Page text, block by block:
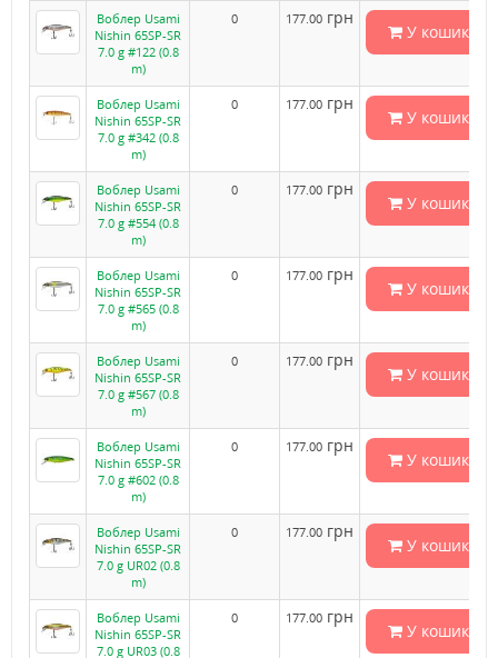
Воблер Usami
Nishin 65SP-SR
7.0 g #122 (0.8
m)
0 177.00 грн
У кошик
Воблер Usami
Nishin 65SP-SR
7.0 g #342 (0.8
m)
0 177.00 грн
У кошик
Воблер Usami
Nishin 65SP-SR
7.0 g #554 (0.8
m)
0 177.00 грн
У кошик
Воблер Usami
Nishin 65SP-SR
7.0 g #565 (0.8
m)
0 177.00 грн
У кошик
Воблер Usami
Nishin 65SP-SR
7.0 g #567 (0.8
m)
0 177.00 грн
У кошик
Воблер Usami
Nishin 65SP-SR
7.0 g #602 (0.8
m)
0 177.00 грн
У кошик
Воблер Usami
Nishin 65SP-SR
7.0 g UR02 (0.8
m)
0 177.00 грн
У кошик
Воблер Usami
Nishin 65SP-SR
7.0 g UR03 (0.8
0 177.00 грн
У кошик